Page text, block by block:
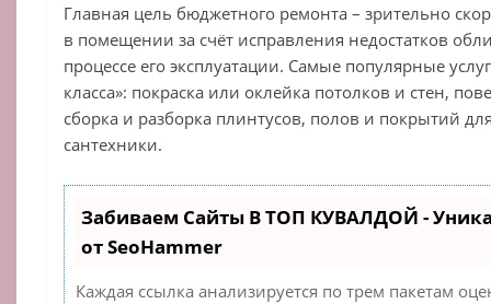
Главная цель бюджетного ремонта – зрительно
в помещении за счёт исправления недостатков
процессе его эксплуатации. Самые популярные
класса»: покраска или оклейка потолков и стен,
сборка и разборка плинтусов, полов и покрытий
сантехники.
Забиваем Сайты В ТОП КУВАЛДОЙ -
от SeoHammer
Каждая ссылка анализируется по трем пакетам